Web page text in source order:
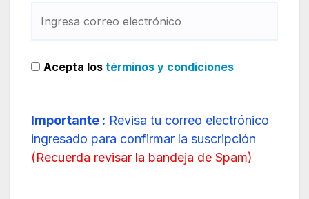
Acepta los términos y condiciones
Importante : Revisa tu correo electrónico
ingresado para confirmar la suscripción
(Recuerda revisar la bandeja de Spam)